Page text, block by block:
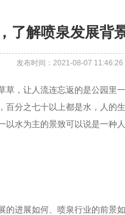
了解喷泉发展背
发布时间：2021-08-07 11:46:26
，让人流连忘返的是公园里
分之七十以上都是水，人的
水为主的景致可以说是一种
进展如何、喷泉行业的前景